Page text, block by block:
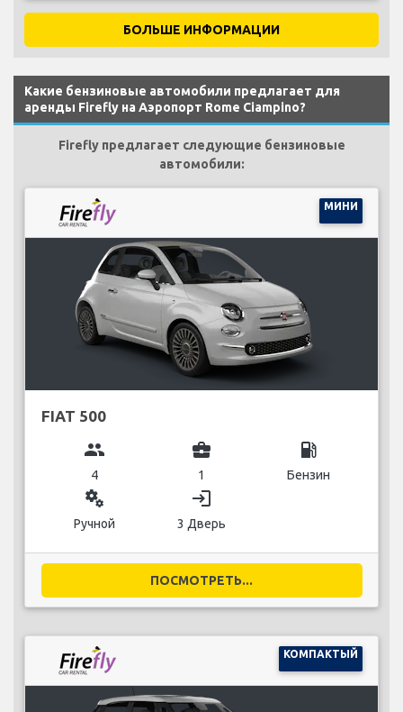
БОЛЬШЕ ИНФОРМАЦИИ
Какие бензиновые автомобили предлагает для
аренды Firefly на Аэропорт Rome Ciampino?
Firefly предлагает следующие бензиновые
автомобили:
МИНИ
FIAT 500
group
4
business_center
1
local_gas_station
Бензин
miscellaneous_services
Ручной
login
3 Дверь
ПОСМОТРЕТЬ...
КОМПАКТЫЙ